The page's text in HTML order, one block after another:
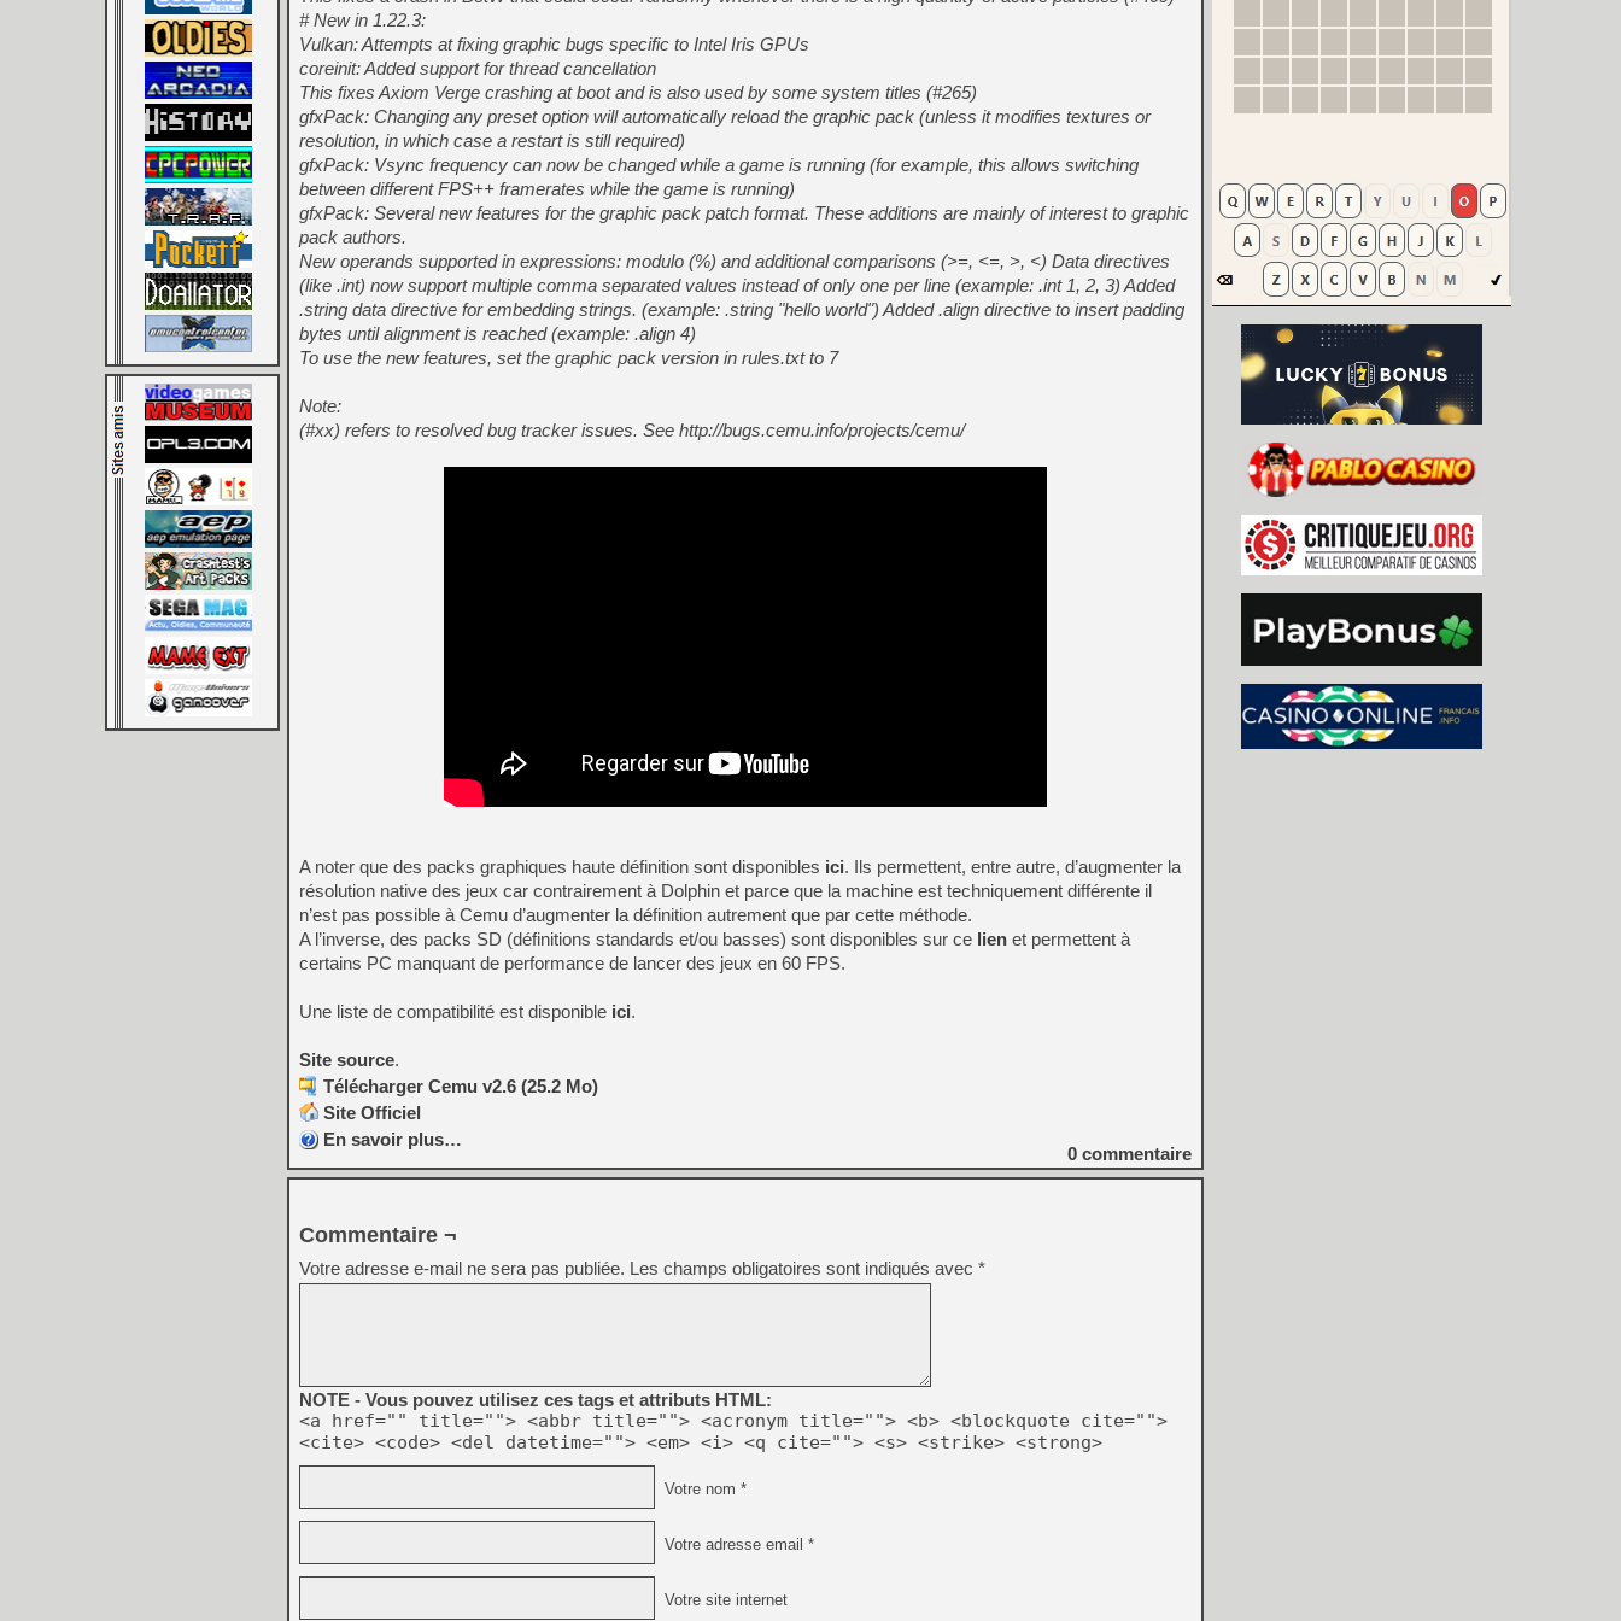
# New in 1.22.3:
Vulkan: Attempts at fixing graphic bugs specific to Intel Iris GPUs
coreinit: Added support for thread cancellation
This fixes Axiom Verge crashing at boot and is also used by some system titles (#265)
gfxPack: Changing any preset option will automatically reload the graphic pack (unless it modifies textures or
resolution, in which case a restart is still required)
gfxPack: Vsync frequency can now be changed while a game is running (for example, this allows switching
between different FPS++ framerates while the game is running)
gfxPack: Several new features for the graphic pack patch format. These additions are mainly of interest to graphic
pack authors.
New operands supported in expressions: modulo (%) and additional comparisons (>=, <=, >, <) Data directives
(like .int) now support multiple comma separated values instead of only one per line (example: .int 1, 2, 3) Added
.string data directive for embedding strings. (example: .string "hello world") Added .align directive to insert padding
bytes until alignment is reached (example: .align 4)
To use the new features, set the graphic pack version in rules.txt to 7
Note:
(#xx) refers to resolved bug tracker issues. See http://bugs.cemu.info/projects/cemu/
A noter que des packs graphiques haute définition sont disponibles ici. Ils permettent, entre autre, d’augmenter la
résolution native des jeux car contrairement à Dolphin et parce que la machine est techniquement différente il
n’est pas possible à Cemu d’augmenter la définition autrement que par cette méthode.
A l’inverse, des packs SD (définitions standards et/ou basses) sont disponibles sur ce lien et permettent à
certains PC manquant de performance de lancer des jeux en 60 FPS.
Une liste de compatibilité est disponible ici.
Site source.
Télécharger Cemu v2.6 (25.2 Mo)
Site Officiel
En savoir plus…
0 commentaire
Commentaire ¬
Votre adresse e-mail ne sera pas publiée. Les champs obligatoires sont indiqués avec *
NOTE - Vous pouvez utilisez ces tags et attributs HTML:
<a href="" title=""> <abbr title=""> <acronym title=""> <b> <blockquote cite="">
<cite> <code> <del datetime=""> <em> <i> <q cite=""> <s> <strike> <strong>
Votre nom *
Votre adresse email *
Votre site internet